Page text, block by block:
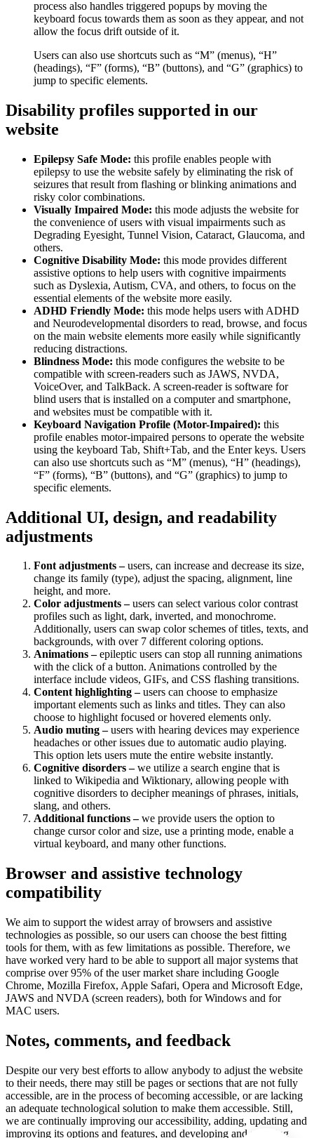
process also handles triggered popups by moving the
keyboard focus towards them as soon as they appear, and not
allow the focus drift outside of it.
Users can also use shortcuts such as “M” (menus), “H”
(headings), “F” (forms), “B” (buttons), and “G” (graphics) to
jump to specific elements.
Disability profiles supported in our
website
Epilepsy Safe Mode: this profile enables people with
epilepsy to use the website safely by eliminating the risk of
seizures that result from flashing or blinking animations and
risky color combinations.
Visually Impaired Mode: this mode adjusts the website for
the convenience of users with visual impairments such as
Degrading Eyesight, Tunnel Vision, Cataract, Glaucoma, and
others.
Cognitive Disability Mode: this mode provides different
assistive options to help users with cognitive impairments
such as Dyslexia, Autism, CVA, and others, to focus on the
essential elements of the website more easily.
ADHD Friendly Mode: this mode helps users with ADHD
and Neurodevelopmental disorders to read, browse, and focus
on the main website elements more easily while significantly
reducing distractions.
Blindness Mode: this mode configures the website to be
compatible with screen-readers such as JAWS, NVDA,
VoiceOver, and TalkBack. A screen-reader is software for
blind users that is installed on a computer and smartphone,
and websites must be compatible with it.
Keyboard Navigation Profile (Motor-Impaired): this
profile enables motor-impaired persons to operate the website
using the keyboard Tab, Shift+Tab, and the Enter keys. Users
can also use shortcuts such as “M” (menus), “H” (headings),
“F” (forms), “B” (buttons), and “G” (graphics) to jump to
specific elements.
Additional UI, design, and readability
adjustments
Font adjustments –users, can increase and decrease its size,
change its family (type), adjust the spacing, alignment, line
height, and more.
Color adjustments –users can select various color contrast
profiles such as light, dark, inverted, and monochrome.
Additionally, users can swap color schemes of titles, texts, and
backgrounds, with over 7 different coloring options.
Animations –epileptic users can stop all running animations
with the click of a button. Animations controlled by the
interface include videos, GIFs, and CSS flashing transitions.
Content highlighting –users can choose to emphasize
important elements such as links and titles. They can also
choose to highlight focused or hovered elements only.
Audio muting –users with hearing devices may experience
headaches or other issues due to automatic audio playing.
This option lets users mute the entire website instantly.
Cognitive disorders –we utilize a search engine that is
linked to Wikipedia and Wiktionary, allowing people with
cognitive disorders to decipher meanings of phrases, initials,
slang, and others.
Additional functions –we provide users the option to
change cursor color and size, use a printing mode, enable a
virtual keyboard, and many other functions.
Browser and assistive technology
compatibility
We aim to support the widest array of browsers and assistive
technologies as possible, so our users can choose the best fitting
tools for them, with as few limitations as possible. Therefore, we
have worked very hard to be able to support all major systems that
comprise over 95% of the user market share including Google
Chrome, Mozilla Firefox, Apple Safari, Opera and Microsoft Edge,
JAWS and NVDA (screen readers), both for Windows and for
MAC users.
Notes, comments, and feedback
Despite our very best efforts to allow anybody to adjust the website
to their needs, there may still be pages or sections that are not fully
accessible, are in the process of becoming accessible, or are lacking
an adequate technological solution to make them accessible. Still,
we are continually improving our accessibility, adding, updating and
improving its options and features, and developing and adopting